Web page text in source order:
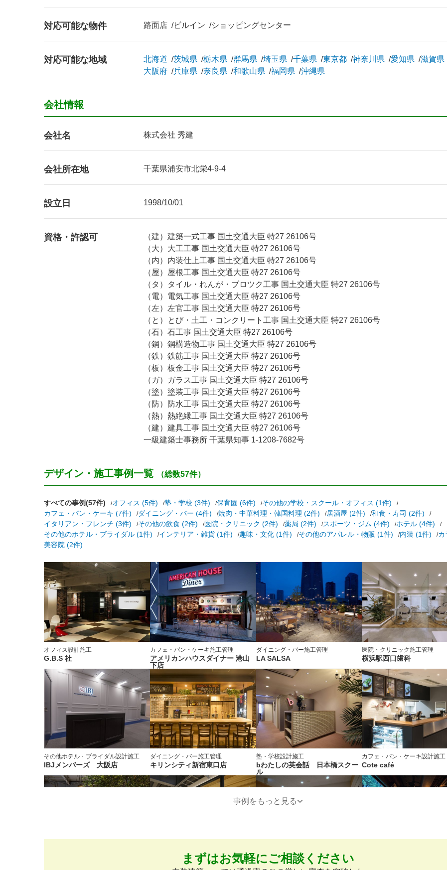
対応可能な物件 路面店 ビルイン ショッピングセンター
対応可能な地域 北海道 茨城県 栃木県 群馬県 埼玉県 千葉県 東京都 神奈川県 愛知県 滋賀県
大阪府
兵庫県 奈良県 和歌山県 福岡県 沖縄県
会社情報
会社名 株式会社 秀建
会社所在地 千葉県浦安市北栄4-9-4
設立日 1998/10/01
資格・許認可
（建）建築一式工事 国土交通大臣 特27 26106号
（大）大工工事 国土交通大臣 特27 26106号
（内）内装仕上工事 国土交通大臣 特27 26106号
（屋）屋根工事 国土交通大臣 特27 26106号
（タ）タイル・れんが・ブロツク工事 国土交通大臣 特27 26106号
（電）電気工事 国土交通大臣 特27 26106号
（左）左官工事 国土交通大臣 特27 26106号
（と）とび・土工・コンクリート工事 国土交通大臣 特27 26106号
（石）石工事 国土交通大臣 特27 26106号
（鋼）鋼構造物工事 国土交通大臣 特27 26106号
（鉄）鉄筋工事 国土交通大臣 特27 26106号
（板）板金工事 国土交通大臣 特27 26106号
（ガ）ガラス工事 国土交通大臣 特27 26106号
（塗）塗装工事 国土交通大臣 特27 26106号
（防）防水工事 国土交通大臣 特27 26106号
（熱）熱絶縁工事 国土交通大臣 特27 26106号
（建）建具工事 国土交通大臣 特27 26106号
一級建築士事務所 千葉県知事 1-1208-7682号
デザイン・施工事例一覧 （総数57件）
すべての事例(57件) オフィス (5件) 塾・学校 (3件) 保育園 (6件)
その他の学校・スクール・オフィス (1件)
カフェ・パン・ケーキ (7件)
ダイニング・バー (4件) 焼肉・中華料理・韓国料理 (2件) 居酒屋 (2件)
和食・寿司 (2件)
イタリアン・フレンチ (3件)
その他の飲食 (2件) 医院・クリニック (2件) 薬局 (2件) スポーツ・ジム (4件)
ホテル (4件)
その他のホテル・ブライダル (1件)
インテリア・雑貨 (1件) 趣味・文化 (1件) その他のアパレル・物販 (1件) 内装 (1件)
カ
美容院 (2件)
オフィス設計施工
G.B.S 社
カフェ・パン・ケーキ施工管理
アメリカンハウスダイナー 港山
下店
ダイニング・バー施工管理
LA SALSA
医院・クリニック施工管理
横浜駅西口歯科
その他ホテル・ブライダル設計施工
IBJメンバーズ 大阪店
ダイニング・バー施工管理
キリンシティ新宿東口店
塾・学校設計施工
bわたしの英会話 日本橋スクー
ル
カフェ・パン・ケーキ設計施工
Cote café
施工管理 塾・学校 設計施工
事例をもっと見る
まずはお気軽にご相談ください